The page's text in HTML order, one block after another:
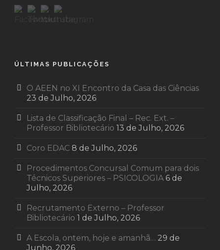
ÚLTIMAS PUBLICAÇÕES
O AEEN no XI Encontro da Casa das Ciências
23 de Julho, 2026
Lista de Classificação Final – Rec. Ext. –
Professor Bibliotecário 13 de Julho, 2026
Coro EDAC 8 de Julho, 2026
Procedimentos Concursal Comum para dois
Técnicos Superiores – PSICOLOGIA 6 de
Julho, 2026
Recrutamento Externo – Professor
Bibliotecário 1 de Julho, 2026
A Escola, ontem, hoje e amanhã… 29 de
Junho, 2026